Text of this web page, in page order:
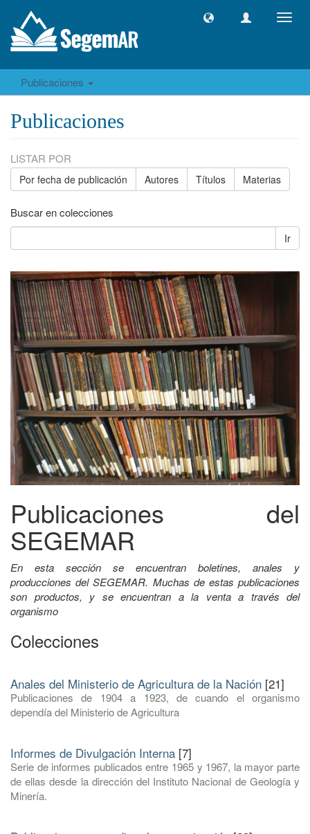
Publicaciones
Publicaciones
LISTAR POR
Por fecha de publicación Autores Títulos Materias
Buscar en colecciones
Ir
Publicaciones del
SEGEMAR
En esta sección se encuentran boletines, anales y
producciones del SEGEMAR. Muchas de estas publicaciones
son productos, y se encuentran a la venta a través del
organismo
Colecciones
Anales del Ministerio de Agricultura de la Nación [21]
Publicaciones de 1904 a 1923, de cuando el organismo
dependía del Ministerio de Agricultura
Informes de Divulgación Interna [7]
Serie de informes publicados entre 1965 y 1967, la mayor parte
de ellas desde la dirección del Instituto Nacional de Geología y
Minería.